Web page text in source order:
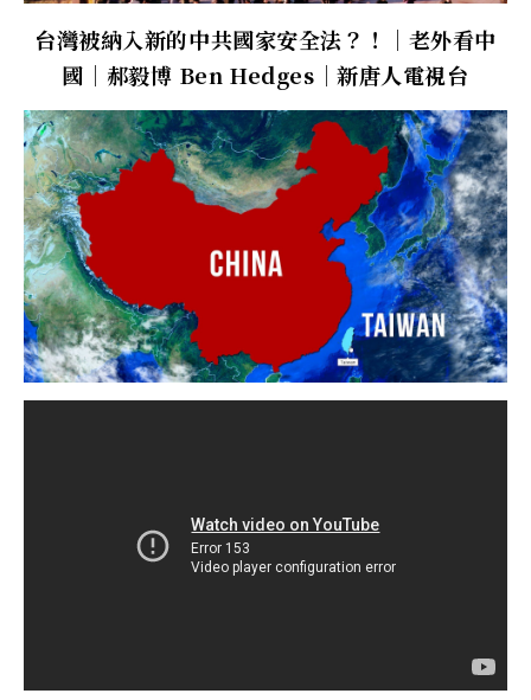
台灣被納入新的中共國家安全法？！│老外看中
國│郝毅博 Ben Hedges│新唐人電視台